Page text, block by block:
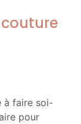
à faire soi-
pour